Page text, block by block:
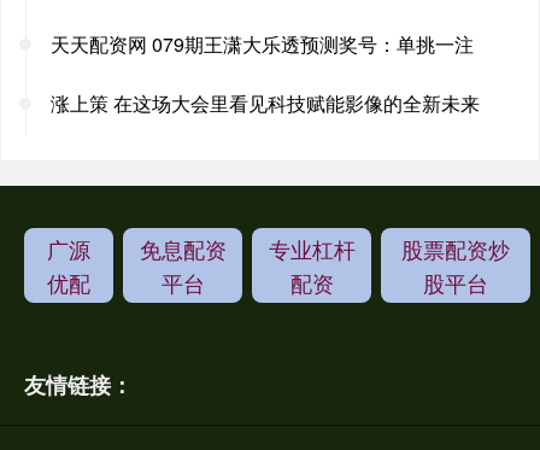
天天配资网 079期王潇大乐透预测奖号：单挑一注
涨上策 在这场大会里看见科技赋能影像的全新未来
广源
优配
免息配资
平台
专业杠杆
配资
股票配资炒
股平台
友情链接：